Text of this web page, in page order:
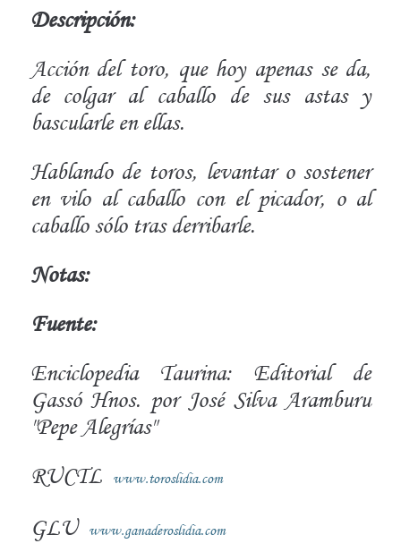
Descripción:
Acción del toro, que hoy apenas se da,
de colgar al caballo de sus astas y
bascularle en ellas.
Hablando de toros, levantar o sostener
en vilo al caballo con el picador, o al
caballo sólo tras derribarle.
Notas:
Fuente:
Enciclopedia Taurina: Editorial de
Gassó Hnos. por José Silva Aramburu
"Pepe Alegrías"
RUCTL
www.toroslidia.com
GLU www.ganaderoslidia.com